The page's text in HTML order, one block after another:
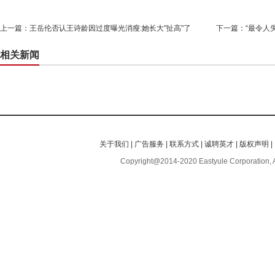
上一篇： 王岳伦否认王诗龄因过度曝光消瘦:她长大"扯高"了 下一篇： “最令人
相关新闻
关于我们 广告服务 |联系方式 |诚聘英才 版权声明
Copyright@2014-2020 Eastyule